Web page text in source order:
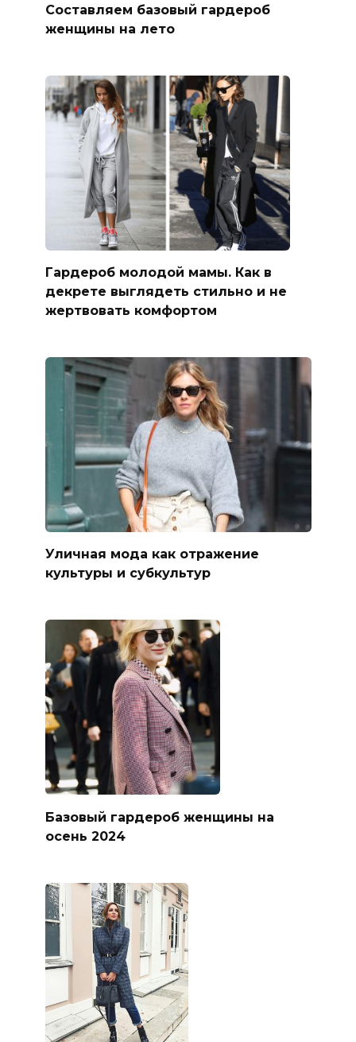
Составляем базовый гардероб
женщины на лето
Гардероб молодой мамы. Как в
декрете выглядеть стильно и не
жертвовать комфортом
Уличная мода как отражение
культуры и субкультур
Базовый гардероб женщины на
осень 2024